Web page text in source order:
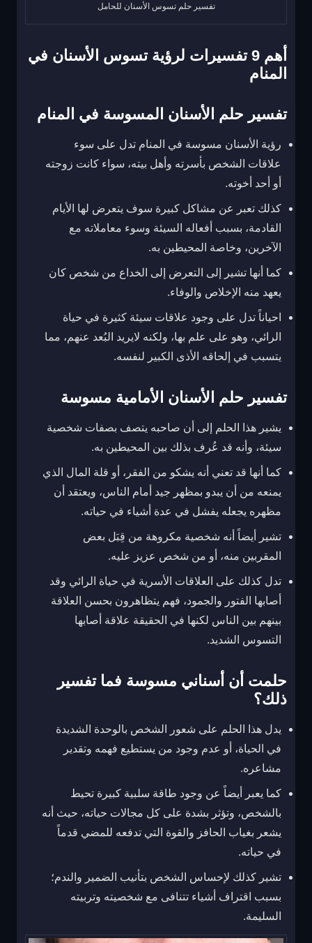
تفسير حلم تسوس الأسنان للحامل
أهم 9 تفسيرات لرؤية تسوس الأسنان في
المنام
تفسير حلم الأسنان المسوسة في المنام
رؤية الأسنان مسوسة في المنام تدل على سوء
علاقات الشخص بأسرته وأهل بيته، سواء كانت زوجته
أو أحد أخوته.
كذلك تعبر عن مشاكل كبيرة سوف يتعرض لها الأيام
القادمة، بسبب أفعاله السيئة وسوء معاملاته مع
الآخرين، وخاصة المحيطين به.
كما أنها تشير إلى التعرض إلى الخداع من شخص كان
يعهد منه الإخلاص والوفاء.
احياناً تدل على وجود علاقات سيئة كثيرة في حياة
الرائي، وهو على علم بها، ولكنه لايريد البُعد عنهم، مما
يتسبب في إلحاقه الأذى الكبير لنفسه.
تفسير حلم الأسنان الأمامية مسوسة
يشير هذا الحلم إلى أن صاحبه يتصف بصفات شخصية
سيئة، وأنه قد عُرف بذلك بين المحيطين به.
كما أنها قد تعني أنه يشكو من الفقر، أو قلة المال الذي
يمنعه من أن يبدو بمظهر جيد أمام الناس، ويعتقد أن
مظهره يجعله يفشل في عدة أشياء في حياته.
تشير أيضاً أنه شخصية مكروهة من قِبَل بعض
المقربين منه، أو من شخص عزيز عليه.
تدل كذلك على العلاقات الأسرية في حياة الرائي وقد
أصابها الفتور والجمود، فهم يتظاهرون بحسن العلاقة
بينهم بين الناس لكنها في الحقيقة علاقة أصابها
التسوس الشديد.
حلمت أن أسناني مسوسة فما تفسير
ذلك؟
يدل هذا الحلم على شعور الشخص بالوحدة الشديدة
في الحياة، أو عدم وجود من يستطيع فهمه وتقدير
مشاعره.
كما يعبر أيضاً عن وجود طاقة سلبية كبيرة تحيط
بالشخص، وتؤثر بشدة على كل مجالات حياته، حيث أنه
يشعر بغياب الحافز والقوة التي تدفعه للمضي قدماً
في حياته.
تشير كذلك لإحساس الشخص بتأنيب الضمير والندم؛
بسبب اقتراف أشياء تتنافى مع شخصيته وتربيته
السليمة.